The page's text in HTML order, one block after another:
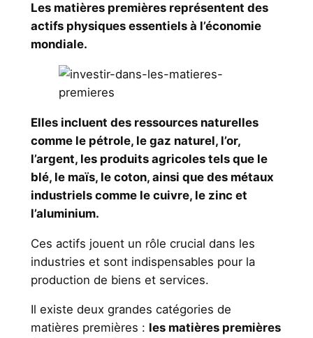
Les matières premières représentent des
actifs physiques essentiels à l’économie
mondiale.
Elles incluent des ressources naturelles
comme le pétrole, le gaz naturel, l’or,
l’argent, les produits agricoles tels que le
blé, le maïs, le coton, ainsi que des métaux
industriels comme le cuivre, le zinc et
l’aluminium.
Ces actifs jouent un rôle crucial dans les
industries et sont indispensables pour la
production de biens et services.
Il existe deux grandes catégories de
matières premières : les matières premières